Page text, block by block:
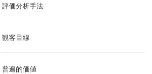
評価分析手法
観客目線
普遍的価値